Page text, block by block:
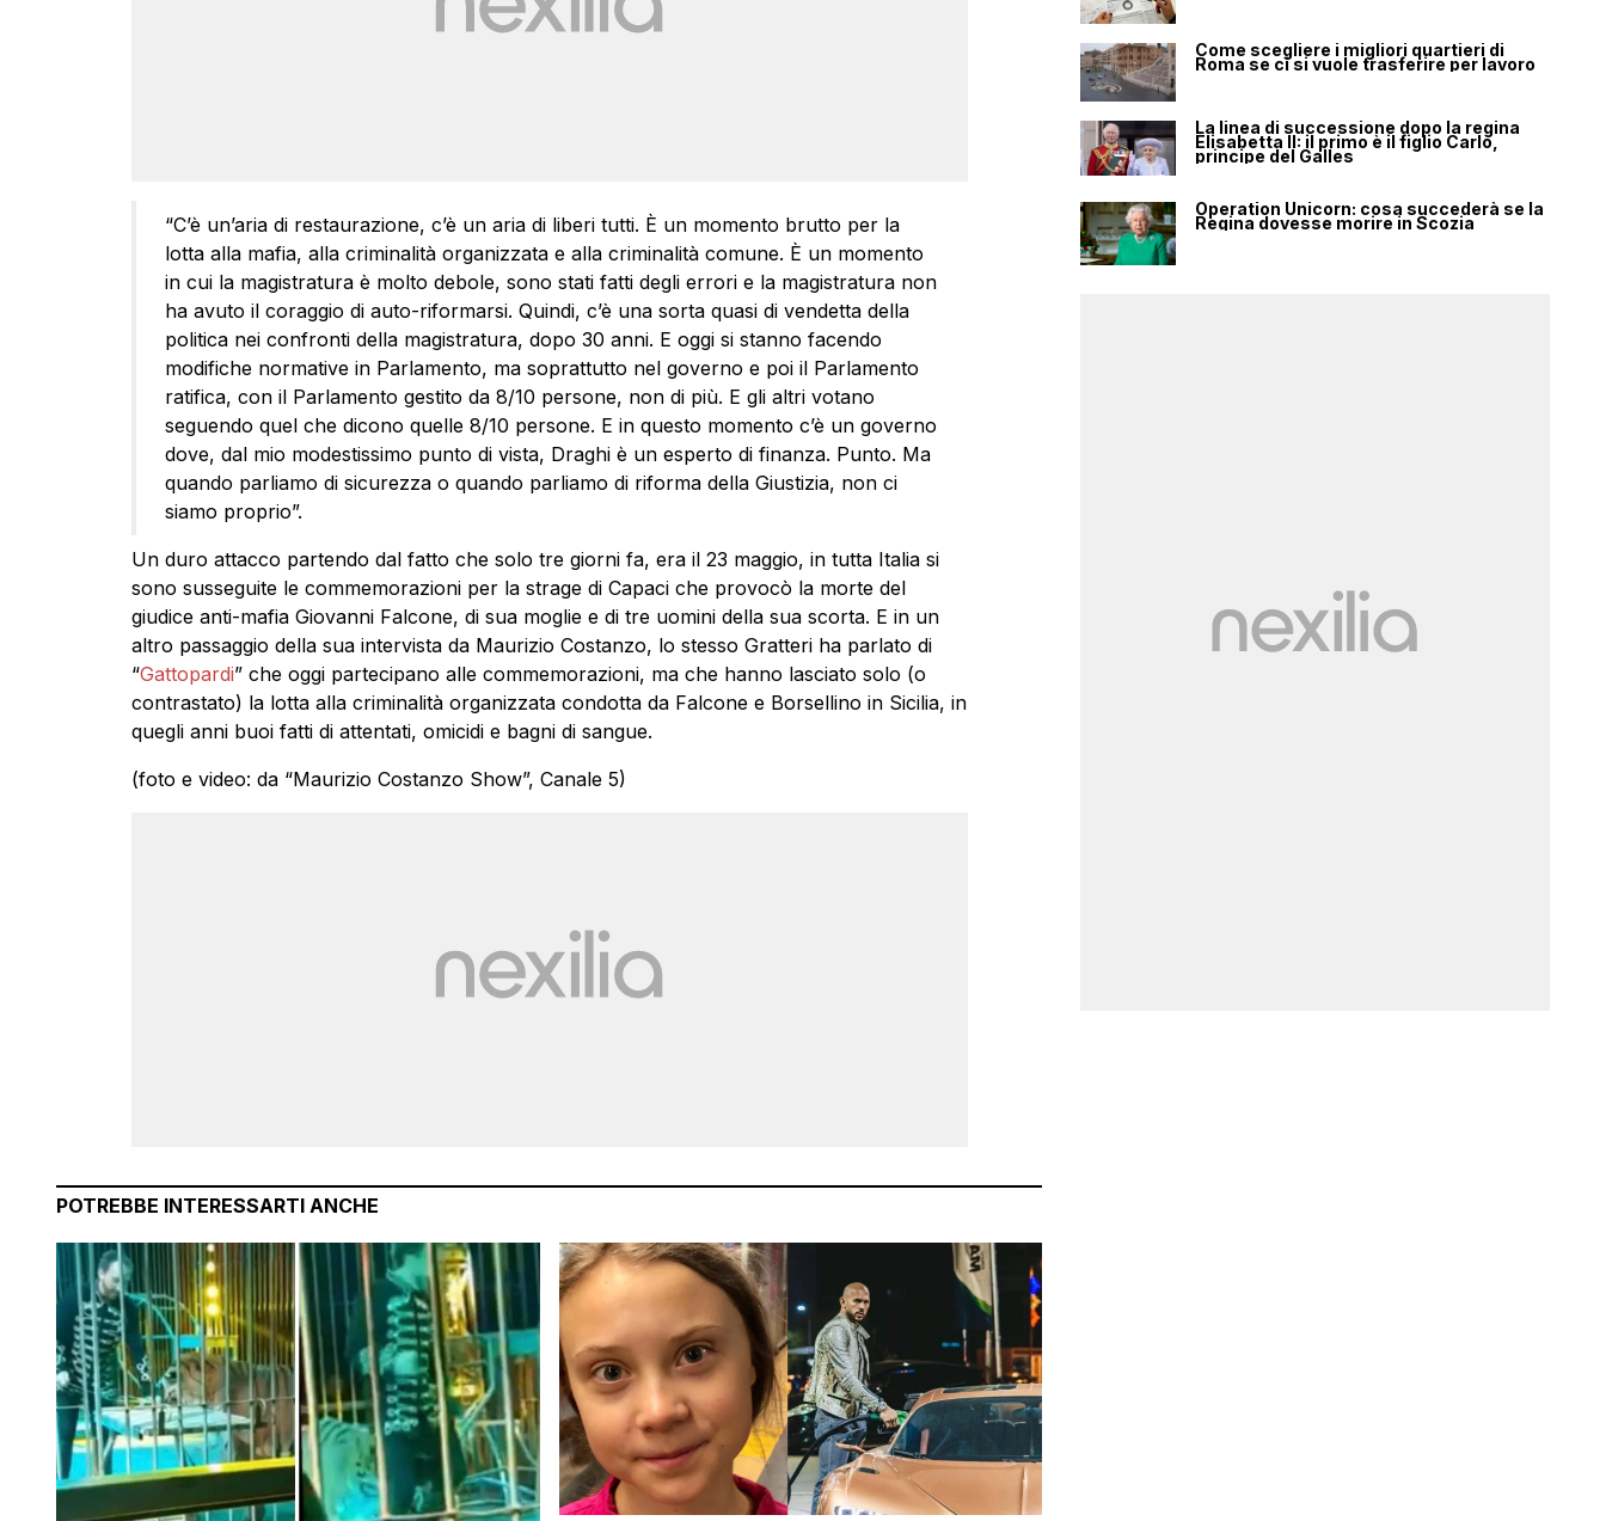
“C’è un’aria di restaurazione, c’è un aria di liberi tutti. È un momento brutto per la
lotta alla mafia, alla criminalità organizzata e alla criminalità comune. È un momento
in cui la magistratura è molto debole, sono stati fatti degli errori e la magistratura non
ha avuto il coraggio di auto-riformarsi. Quindi, c’è una sorta quasi di vendetta della
politica nei confronti della magistratura, dopo 30 anni. E oggi si stanno facendo
modifiche normative in Parlamento, ma soprattutto nel governo e poi il Parlamento
ratifica, con il Parlamento gestito da 8/10 persone, non di più. E gli altri votano
seguendo quel che dicono quelle 8/10 persone. E in questo momento c’è un governo
dove, dal mio modestissimo punto di vista, Draghi è un esperto di finanza. Punto. Ma
quando parliamo di sicurezza o quando parliamo di riforma della Giustizia, non ci
siamo proprio”.
Un duro attacco partendo dal fatto che solo tre giorni fa, era il 23 maggio, in tutta Italia si
sono susseguite le commemorazioni per la strage di Capaci che provocò la morte del
giudice anti-mafia Giovanni Falcone, di sua moglie e di tre uomini della sua scorta. E in un
altro passaggio della sua intervista da Maurizio Costanzo, lo stesso Gratteri ha parlato di
“Gattopardi” che oggi partecipano alle commemorazioni, ma che hanno lasciato solo (o
contrastato) la lotta alla criminalità organizzata condotta da Falcone e Borsellino in Sicilia, in
quegli anni buoi fatti di attentati, omicidi e bagni di sangue.
(foto e video: da “Maurizio Costanzo Show”, Canale 5)
POTREBBE INTERESSARTI ANCHE
Come scegliere i migliori quartieri di
Roma se ci si vuole trasferire per lavoro
La linea di successione dopo la regina
Elisabetta II: il primo è il figlio Carlo,
principe del Galles
Operation Unicorn: cosa succederà se la
Regina dovesse morire in Scozia